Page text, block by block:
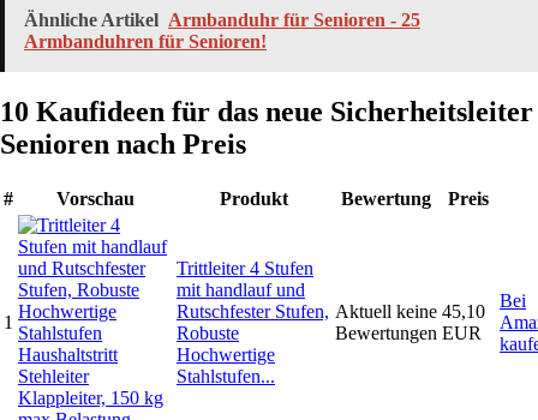
Ähnliche Artikel Armbanduhr für Senioren - 25
Armbanduhren für Senioren!
10 Kaufideen für das neue Sicherheitsleiter
Senioren nach Preis
# Vorschau Produkt Bewertung Preis
1
Trittleiter 4 Stufen
mit handlauf und
Rutschfester Stufen,
Robuste
Hochwertige
Stahlstufen...
Aktuell keine
Bewertungen
45,10
EUR
Bei